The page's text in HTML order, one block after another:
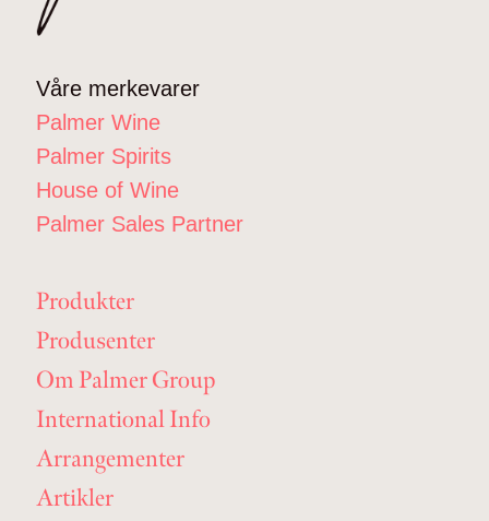
Våre merkevarer
Palmer Wine
Palmer Spirits
House of Wine
Palmer Sales Partner
Produkter
Produsenter
Om Palmer Group
International Info
Arrangementer
Artikler